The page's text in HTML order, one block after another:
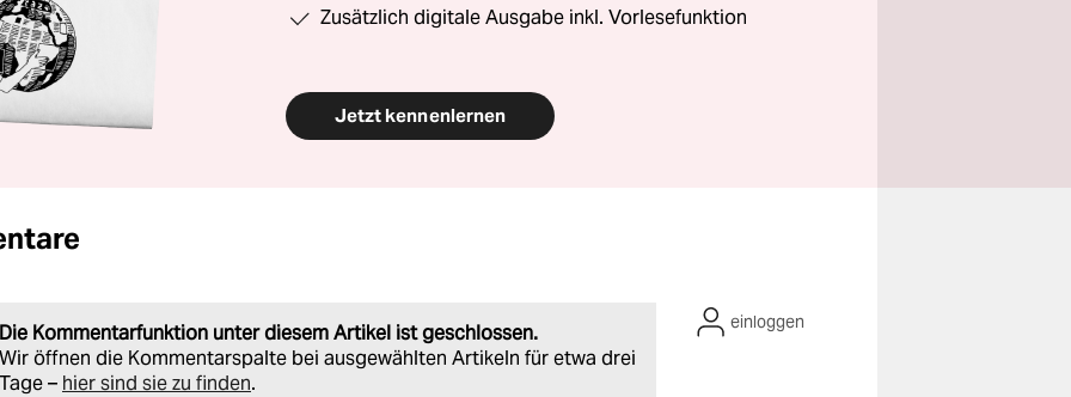
Zusätzlich digitale Ausgabe inkl. Vorlesefunktion
Jetzt kennenlernen
Die Kommentarfunktion unter diesem Artikel ist geschlossen.
Wir öffnen die Kommentarspalte bei ausgewählten Artikeln für etwa drei
Tage – hier sind sie zu finden.
einloggen